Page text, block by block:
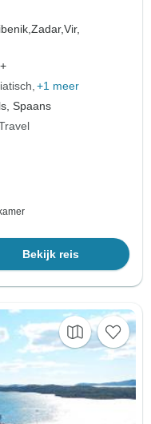
en oude
architectuur en
Zadar,Vir,
+1 meer
Spaans
Bekijk reis